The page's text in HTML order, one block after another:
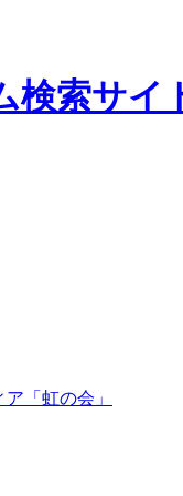
検索サイ
「虹の会」